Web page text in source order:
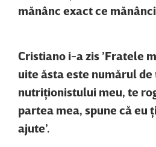
mănânc exact ce mănânci
Cristiano i-a zis ’Fratele
uite ăsta este numărul
nutriţionistului meu, te
partea mea, spune că eu
ajute’.